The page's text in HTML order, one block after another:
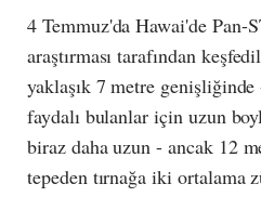
4 Temmuz'da Hawai'de Pan-
araştırması tarafından
yaklaşık 7 metre
faydalı bulanlar için uzun
biraz daha uzun - ancak 12
tepeden tırnağa iki ortalama